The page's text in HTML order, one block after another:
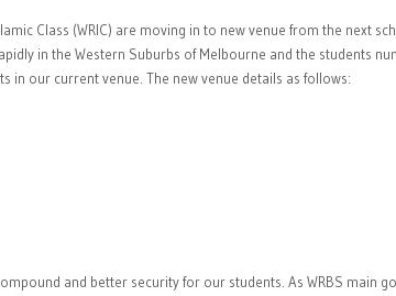
Class (WRIC) are moving in to new venue from the next
in the Western Suburbs of Melbourne and the students
in our current venue. The new venue details as follows:
and better security for our students. As WRBS main